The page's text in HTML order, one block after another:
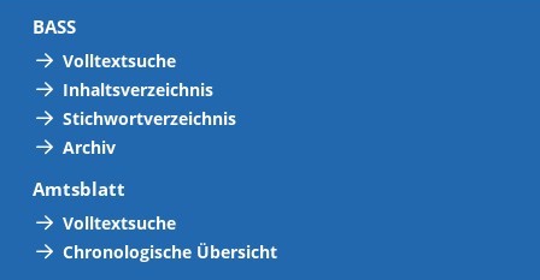
BASS
Volltextsuche
Inhaltsverzeichnis
Stichwortverzeichnis
Archiv
Amtsblatt
Volltextsuche
Chronologische Übersicht